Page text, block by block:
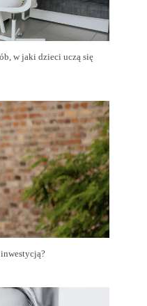
w jaki dzieci uczą się